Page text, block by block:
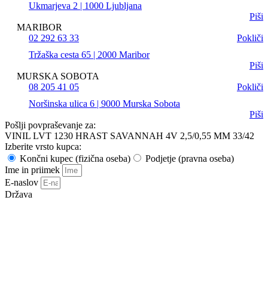
Ukmarjeva 2 | 1000 Ljubljana
Piši
MARIBOR
02 292 63 33
Pokliči
Tržaška cesta 65 | 2000 Maribor
Piši
MURSKA SOBOTA
08 205 41 05
Pokliči
Noršinska ulica 6 | 9000 Murska Sobota
Piši
Pošlji povpraševanje za:
VINIL LVT 1230 HRAST SAVANNAH 4V 2,5/0,55 MM 33/42
Izberite vrsto kupca:
Končni kupec (fizična oseba)
Podjetje (pravna oseba)
Ime in priimek
E-naslov
Država